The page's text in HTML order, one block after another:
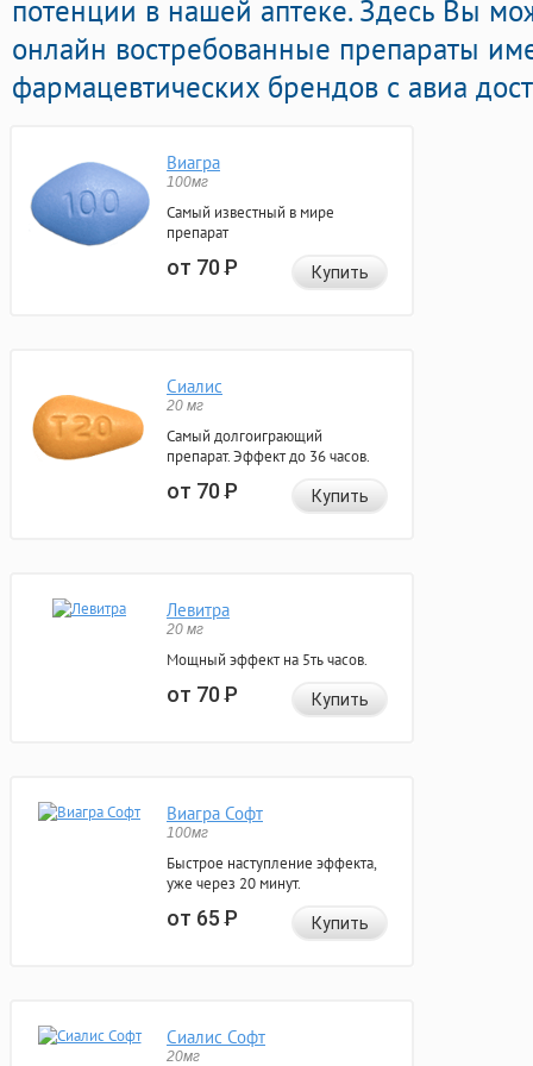
потенции в нашей аптеке. Здесь Вы
онлайн востребованные препараты
фармацевтических брендов с авиа
Виагра
100мг
Самый известный в мире
препарат
от 70Р Купить
Сиалис
20 мг
Самый долгоиграющий
препарат. Эффект до 36 часов.
от 70Р Купить
Левитра
20 мг
Мощный эффект на 5ть часов.
от 70Р Купить
Виагра Софт
100мг
Быстрое наступление эффекта,
уже через 20 минут.
от 65Р Купить
Сиалис Софт
20мг